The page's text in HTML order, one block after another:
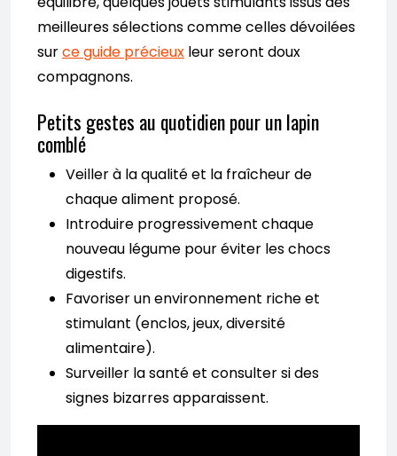
meilleures sélections comme celles dévoilées
surce guide précieux leur seront doux
compagnons.
Petits gestes au quotidien pour un lapin
comblé
Veiller à la qualité et la fraîcheur de
chaque aliment proposé.
Introduire progressivement chaque
nouveau légume pour éviter les chocs
digestifs.
Favoriser un environnement riche et
stimulant (enclos, jeux, diversité
alimentaire).
Surveiller la santé et consulter si des
signes bizarres apparaissent.